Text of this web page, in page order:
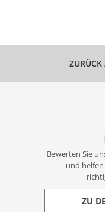
Bewerten Sie
und
ZU